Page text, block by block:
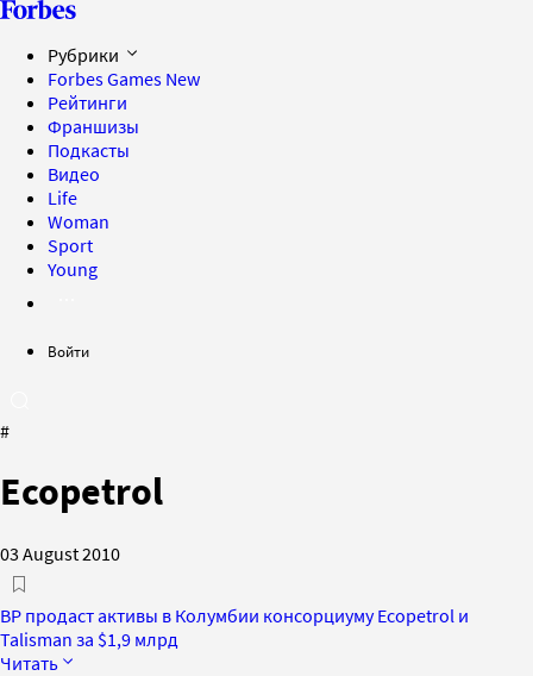
Рубрики
Forbes Games New
Рейтинги
Франшизы
Подкасты
Видео
Life
Woman
Sport
Young
Войти
#
Ecopetrol
03 August 2010
BP продаст активы в Колумбии консорциуму Ecopetrol и
Talisman за $1,9 млрд
Читать